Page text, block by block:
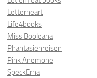
Letterheart
Life4books
Miss Booleana
Phantasienreisen
Pink Anemone
SpeckErna